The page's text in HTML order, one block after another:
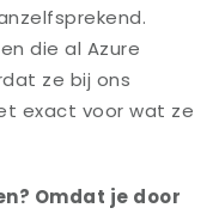
die al Azure
ze bij ons
exact voor wat ze
Omdat je door